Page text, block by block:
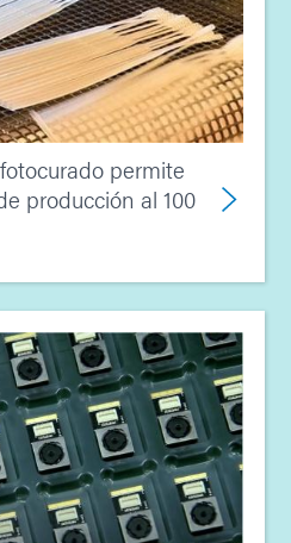
permite
producción al 100